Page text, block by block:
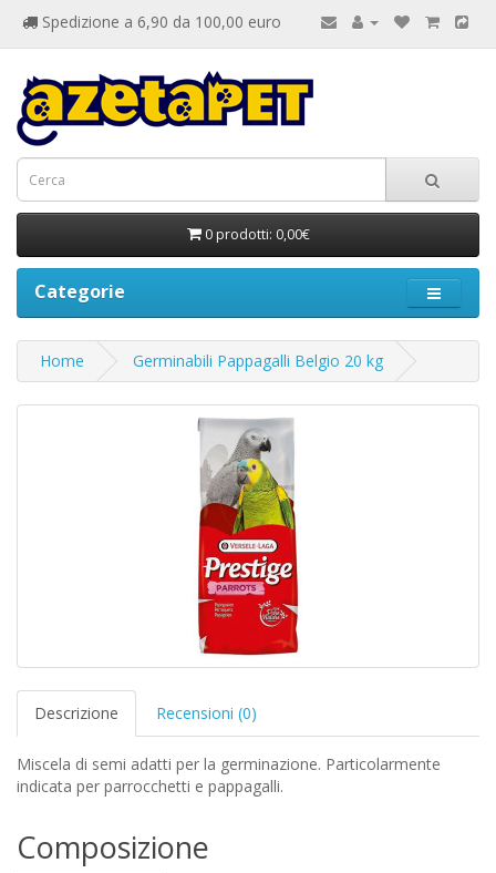
Spedizione a 6,90 da 100,00 euro
0 prodotti: 0,00€
Categorie
Home Germinabili Pappagalli Belgio 20 kg
Descrizione Recensioni (0)
Miscela di semi adatti per la germinazione. Particolarmente
indicata per parrocchetti e pappagalli.
Composizione